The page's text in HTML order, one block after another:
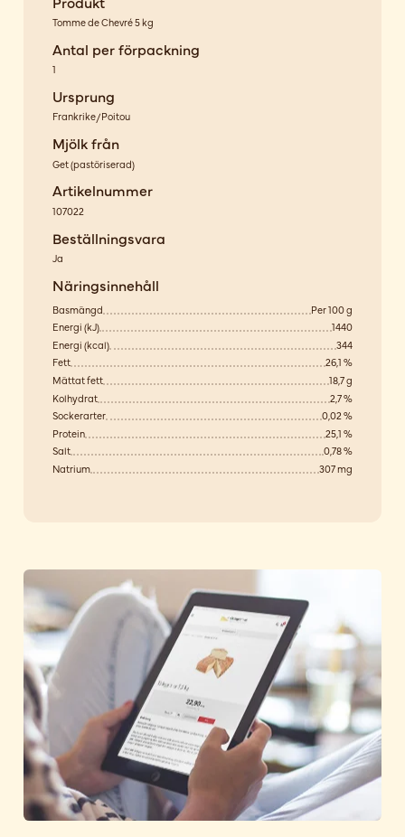
Tomme de Chevré 5 kg
Antal per förpackning
1
Ursprung
Frankrike/Poitou
Mjölk från
Get(pastöriserad)
Artikelnummer
107022
Beställningsvara
Ja
Näringsinnehåll
Basmängd
Per 100 g
Energi (kJ)
1440
Energi (kcal)
344
Fett
26,1 %
Mättat fett
18,7 g
Kolhydrat
2,7 %
Sockerarter
0,02 %
Protein
25,1 %
Salt
0,78 %
Natrium
307 mg